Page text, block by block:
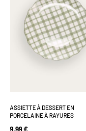
ASSIETTE À DESSERT EN
PORCELAINE À RAYURES
9,99 €